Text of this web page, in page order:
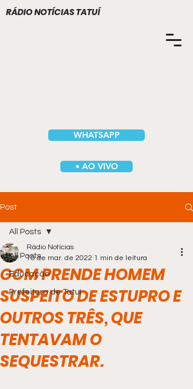
WHATSAPP
RÁDIO NOTÍCIAS TATUÍ
• AO VIVO
Post
All Posts
Educação
Prefeitura de Tatuí
All Posts
GCM PRENDE HOMEM
SUSPEITO DE ESTUPRO E
OUTROS TRÊS, QUE
TENTAVAM O
SEQUESTRAR.
Rádio Notícias
10 de mar. de 2022 1 min de leitura